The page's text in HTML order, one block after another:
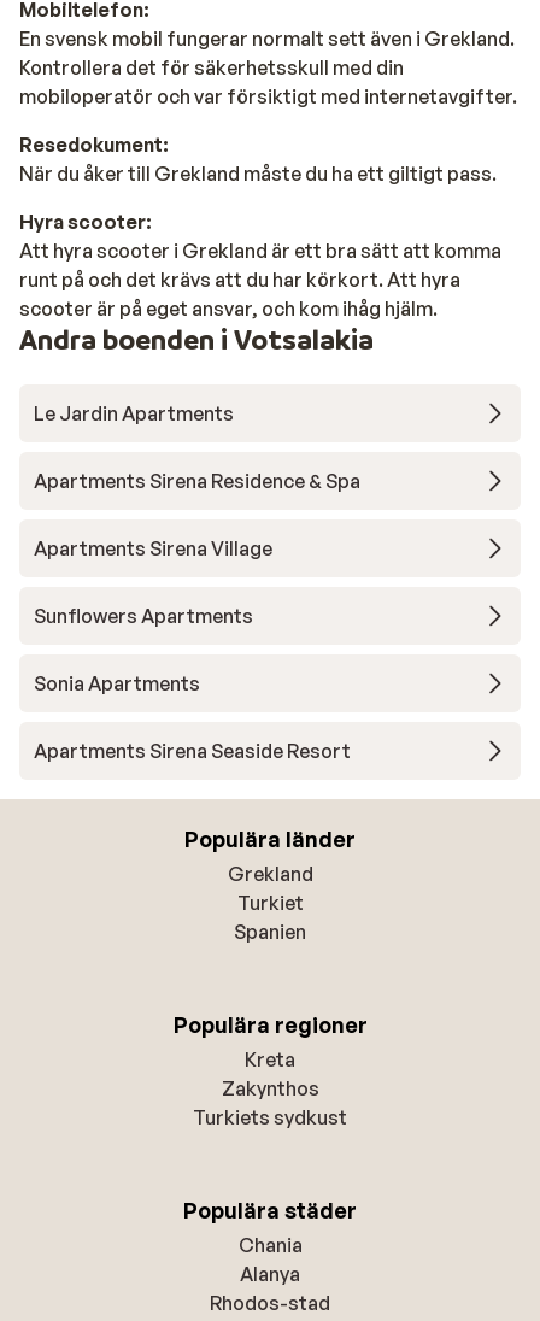
Mobiltelefon:
En svensk mobil fungerar normalt sett även i Grekland.
Kontrollera det för säkerhetsskull med din
mobiloperatör och var försiktigt med internetavgifter.
Resedokument:
När du åker till Grekland måste du ha ett giltigt pass.
Hyra scooter:
Att hyra scooter i Grekland är ett bra sätt att komma
runt på och det krävs att du har körkort. Att hyra
scooter är på eget ansvar, och kom ihåg hjälm.
Andra boenden i Votsalakia
Le Jardin Apartments
Apartments Sirena Residence & Spa
Apartments Sirena Village
Sunflowers Apartments
Sonia Apartments
Apartments Sirena Seaside Resort
Populära länder
Grekland
Turkiet
Spanien
Populära regioner
Kreta
Zakynthos
Turkiets sydkust
Populära städer
Chania
Alanya
Rhodos-stad